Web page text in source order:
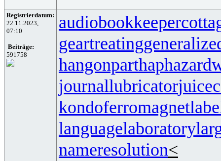
Registrierdatum:
22.11.2023,
07:10
Beiträge:
591758
audiobookkeeper
geartreating
hangonpart
journallubricator
kondoferromagnet
languagelaboratory
nameresolution<